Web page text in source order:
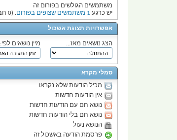
משתמשים הגולשים בפורום זה
יש כרגע 1 משתמשים שצופים בפורום . (0 חברים & 1 אורחים)
אפשרויות תצוגת אשכול
הצג נושאים מאז... מיין נושאים לפי:
סמלי מקרא
מכיל הודעות שלא נקראו
אין הודעות חדשות
נושא חם עם הודעות חדשות
נושא חם בלי הודעות חדשות
הנושא נעול
פרסמת הודעה באשכול זה